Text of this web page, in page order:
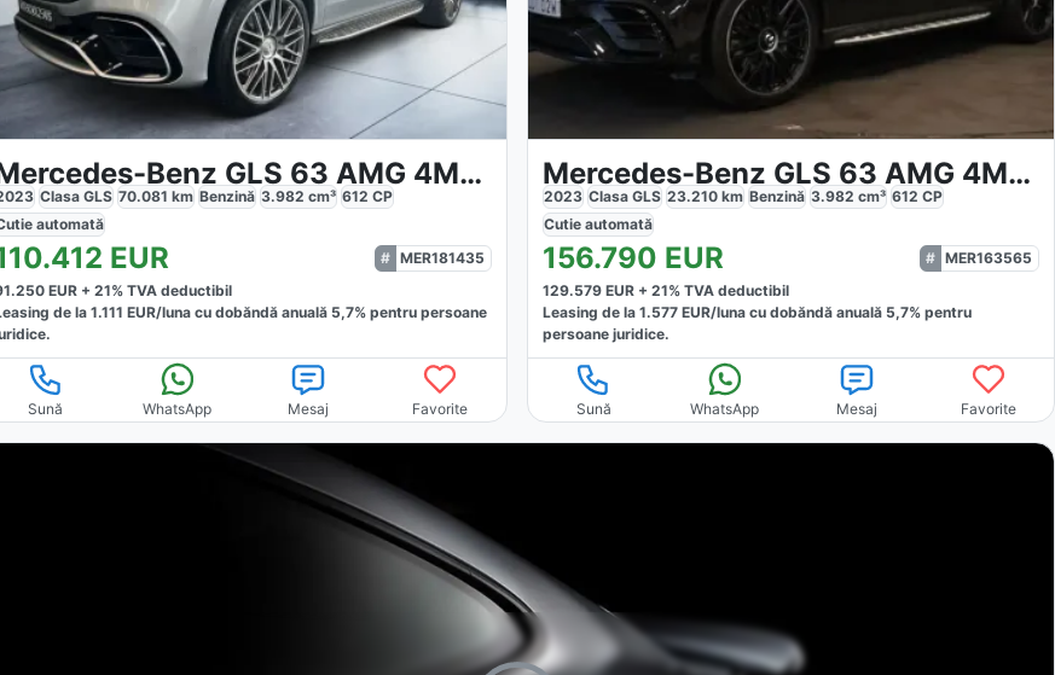
Mercedes-Benz GLS 63 AMG 4Matic
Clasa GLS 70.081 km Benzină 3.982 cm³ 612 CP
automată
EUR
MER181435
EUR +21% TVA deductibil
de la1.111 EUR/luna cu dobăndă anuală 5,7% pentru persoane
Sună WhatsApp Mesaj Favorite
Mercedes-Benz GLS 63 AMG 4Matic Premium 7-seat
2023 Clasa GLS 23.210km Benzină 3.982 cm³ 612 CP
Cutie automată
156.790 EUR
MER163565
129.579EUR + 21% TVA deductibil
Leasing de la 1.577EUR/lunacu dobăndă anuală 5,7% pentru
persoane juridice.
Sună WhatsApp Mesaj Favorite